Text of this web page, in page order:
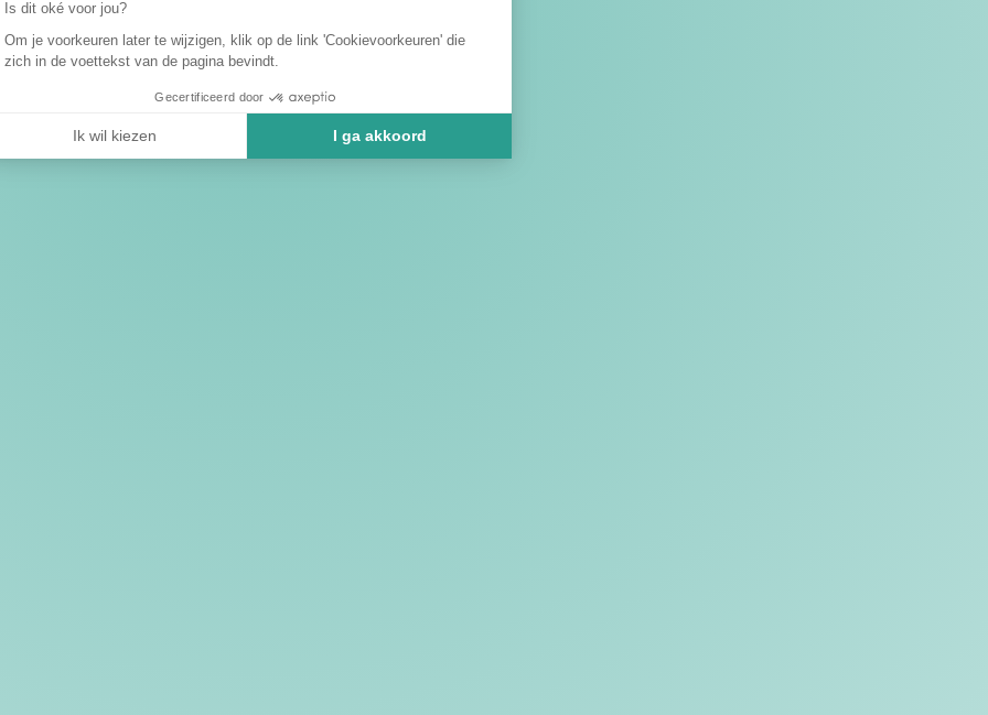
Is dit oké voor jou?
Om je voorkeuren later te wijzigen, klik op de link 'Cookievoorkeuren' die
zich in de voettekst van de pagina bevindt.
Gecertificeerd door
Ik wil kiezen I ga akkoord